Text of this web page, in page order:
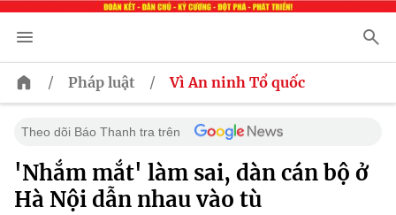
/ Pháp luật / Vì An ninh Tổ quốc
Theo dõi Báo Thanh tra trên
'Nhắm mắt' làm sai, dàn cán bộ ở
Hà Nội dẫn nhau vào tù